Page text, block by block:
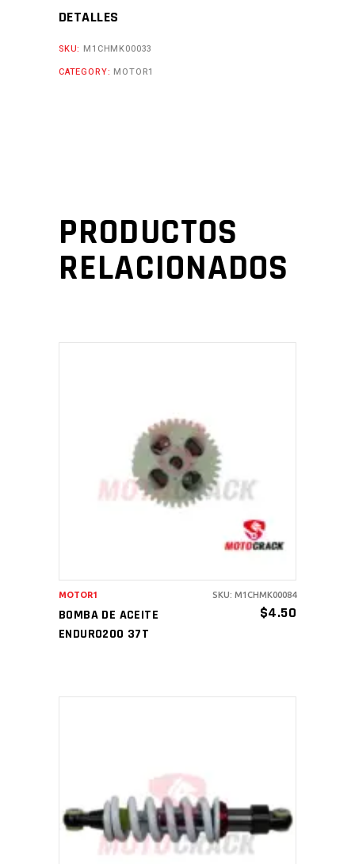
DETALLES
SKU: M1CHMK00033
CATEGORY: MOTOR1
PRODUCTOS
RELACIONADOS
AÑADIR AL CARRITO
BOMBA DE ACEITE
ENDURO200 37T
$4.50
MOTOR1 SKU: M1CHMK00084
AÑADIR AL CARRITO